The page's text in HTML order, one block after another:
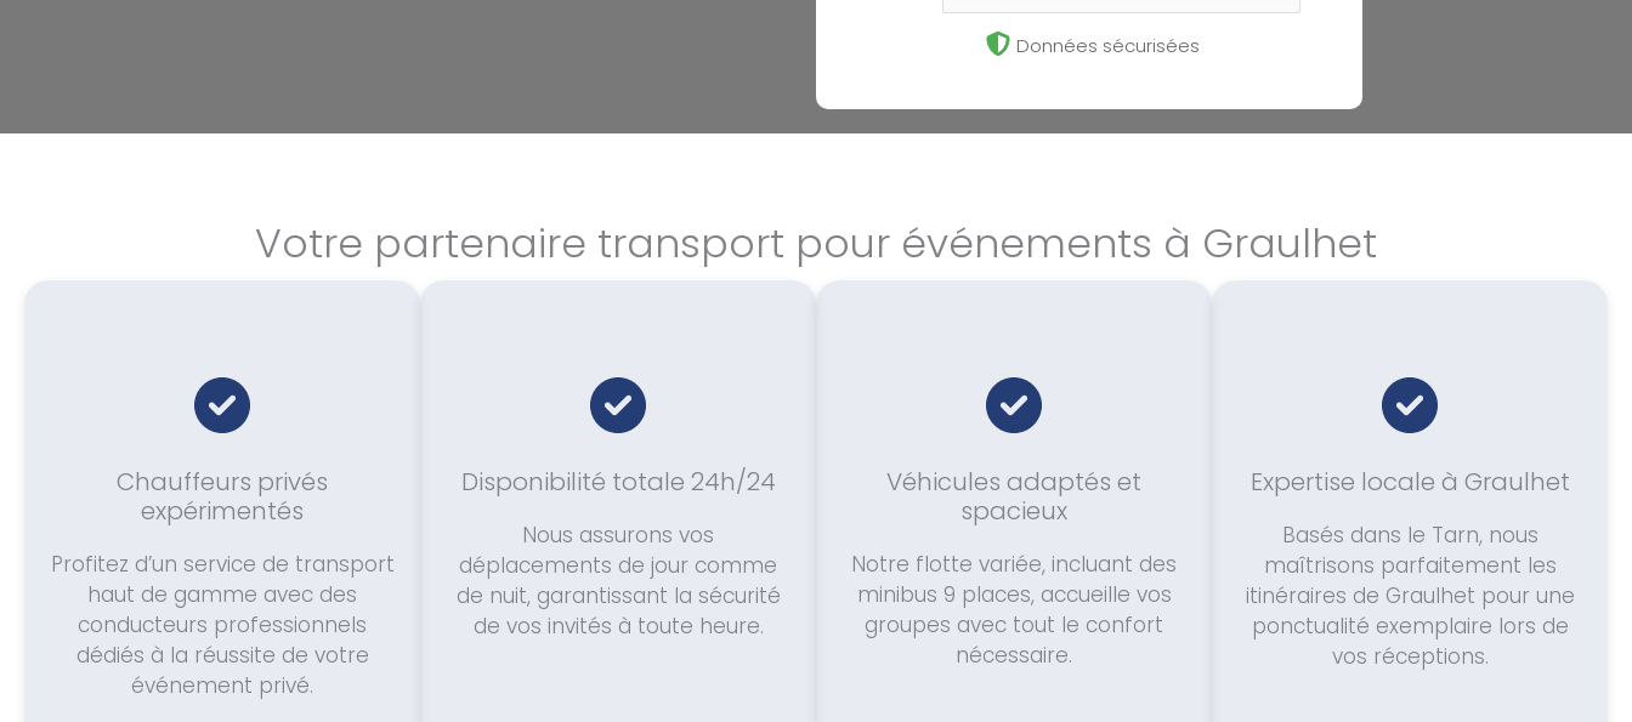
Données sécurisées
Votre partenaire transport pour événements à Graulhet
Chauffeurs privés
expérimentés
Profitez d’un service de transport
haut de gamme avec des
conducteurs professionnels
dédiés à la réussite de votre
événement privé.
Disponibilité totale 24h/24
Nous assurons vos
déplacements de jour comme
de nuit, garantissant la sécurité
de vos invités à toute heure.
Véhicules adaptés et
spacieux
Notre flotte variée, incluant des
minibus 9 places, accueille vos
groupes avec tout le confort
nécessaire.
Expertise locale à Graulhet
Basés dans le Tarn, nous
maîtrisons parfaitement les
itinéraires de Graulhet pour une
ponctualité exemplaire lors de
vos réceptions.